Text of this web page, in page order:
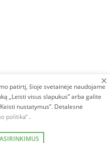
patirtį, šioje svetainėje naudojame
„Leisti visus slapukus” arba galite
nustatymus”. Detalesnė
politika“ .